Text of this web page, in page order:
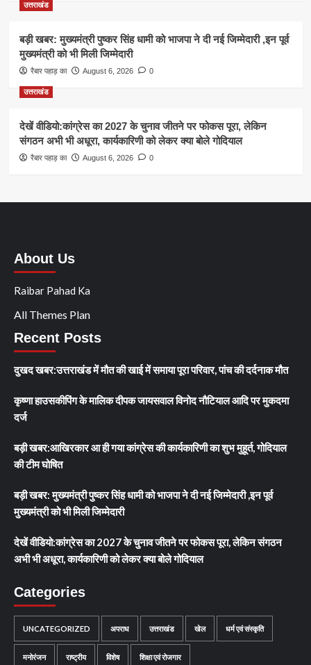
उत्तराखंड
बड़ी खबर: मुख्यमंत्री पुष्कर सिंह धामी को भाजपा ने दी नई जिम्मेदारी ,इन पूर्व
मुख्यमंत्री को भी मिली जिम्मेदारी
रैबार पहाड़ का August 6, 2026 0
उत्तराखंड
देखें वीडियो:कांग्रेस का 2027 के चुनाव जीतने पर फोकस पूरा, लेकिन
संगठन अभी भी अधूरा, कार्यकारिणी को लेकर क्या बोले गोदियाल
रैबार पहाड़ का August 6, 2026 0
About Us
Raibar Pahad Ka
All Themes Plan
Recent Posts
दुखद खबर:उत्तराखंड में मौत की खाई में समाया पूरा परिवार, पांच की दर्दनाक मौत
कृष्णा हाउसकीपिंग के मालिक दीपक जायसवाल विनोद नौटियाल आदि पर मुकदमा
दर्ज
बड़ी खबर:आखिरकार आ ही गया कांग्रेस की कार्यकारिणी का शुभ मुहूर्त, गोदियाल
की टीम घोषित
बड़ी खबर: मुख्यमंत्री पुष्कर सिंह धामी को भाजपा ने दी नई जिम्मेदारी ,इन पूर्व
मुख्यमंत्री को भी मिली जिम्मेदारी
देखें वीडियो:कांग्रेस का 2027 के चुनाव जीतने पर फोकस पूरा, लेकिन संगठन
अभी भी अधूरा, कार्यकारिणी को लेकर क्या बोले गोदियाल
Categories
UNCATEGORIZED अपराध उत्तराखंड खेल धर्म एवं संस्कृति
मनोरंजन राष्ट्रीय विशेष शिक्षा एवं रोजगार